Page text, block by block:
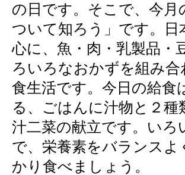
の日です。そこで、今月
ついて知ろう」です。
心に、魚・肉・乳製品・
ろいろなおかずを組み
食生活です。今日の給食
る、ごはんに汁物と２
汁二菜の献立です。い
で、栄養素をバランス
かり食べましょう。